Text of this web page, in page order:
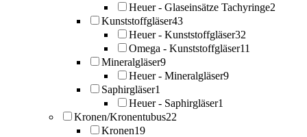
Heuer - Glaseinsätze Tachyringe2
Kunststoffgläser43
Heuer - Kunststoffgläser32
Omega - Kunststoffgläser11
Mineralgläser9
Heuer - Mineralgläser9
Saphirgläser1
Heuer - Saphirgläser1
Kronen/Kronentubus22
Kronen19